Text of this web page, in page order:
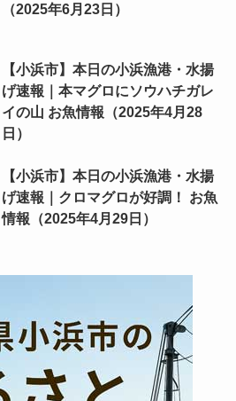
（2025年6月23日）
【小浜市】本日の小浜漁港・水揚
げ速報｜本マグロにソウハチガレ
イの山 お魚情報（2025年4月28
日）
【小浜市】本日の小浜漁港・水揚
げ速報｜クロマグロが好調！ お魚
情報（2025年4月29日）